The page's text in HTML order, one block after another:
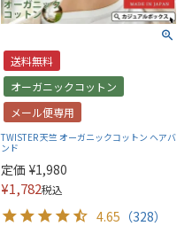
送料無料
オーガニックコットン
メール便専用
TWISTER 天竺 オーガニックコットン ヘアバ
ンド
定価 ¥1,980
¥1,782税込
4.65 （328）